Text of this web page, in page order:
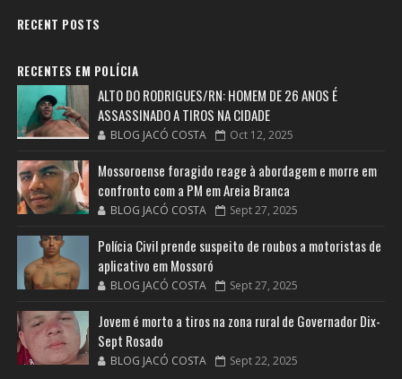
RECENT POSTS
RECENTES EM POLÍCIA
ALTO DO RODRIGUES/RN: HOMEM DE 26 ANOS É
ASSASSINADO A TIROS NA CIDADE
BLOG JACÓ COSTA Oct 12, 2025
Mossoroense foragido reage à abordagem e morre em
confronto com a PM em Areia Branca
BLOG JACÓ COSTA Sept 27, 2025
Polícia Civil prende suspeito de roubos a motoristas de
aplicativo em Mossoró
BLOG JACÓ COSTA Sept 27, 2025
Jovem é morto a tiros na zona rural de Governador Dix-
Sept Rosado
BLOG JACÓ COSTA Sept 22, 2025